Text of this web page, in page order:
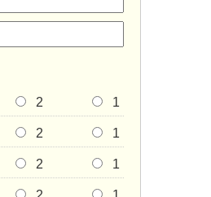
2 1
2 1
2 1